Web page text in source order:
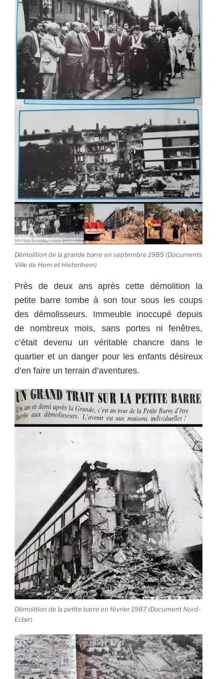
Démolition de la grande barre en septembre 1985 (Documents
Ville de Hem et Historihem)
Près de deux ans après cette démolition la
petite barre tombe à son tour sous les coups
des démolisseurs. Immeuble inoccupé depuis
de nombreux mois, sans portes ni fenêtres,
c’était devenu un véritable chancre dans le
quartier et un danger pour les enfants désireux
d’en faire un terrain d’aventures.
Démolition de la petite barre en février 1987 (Document Nord-
Eclair)